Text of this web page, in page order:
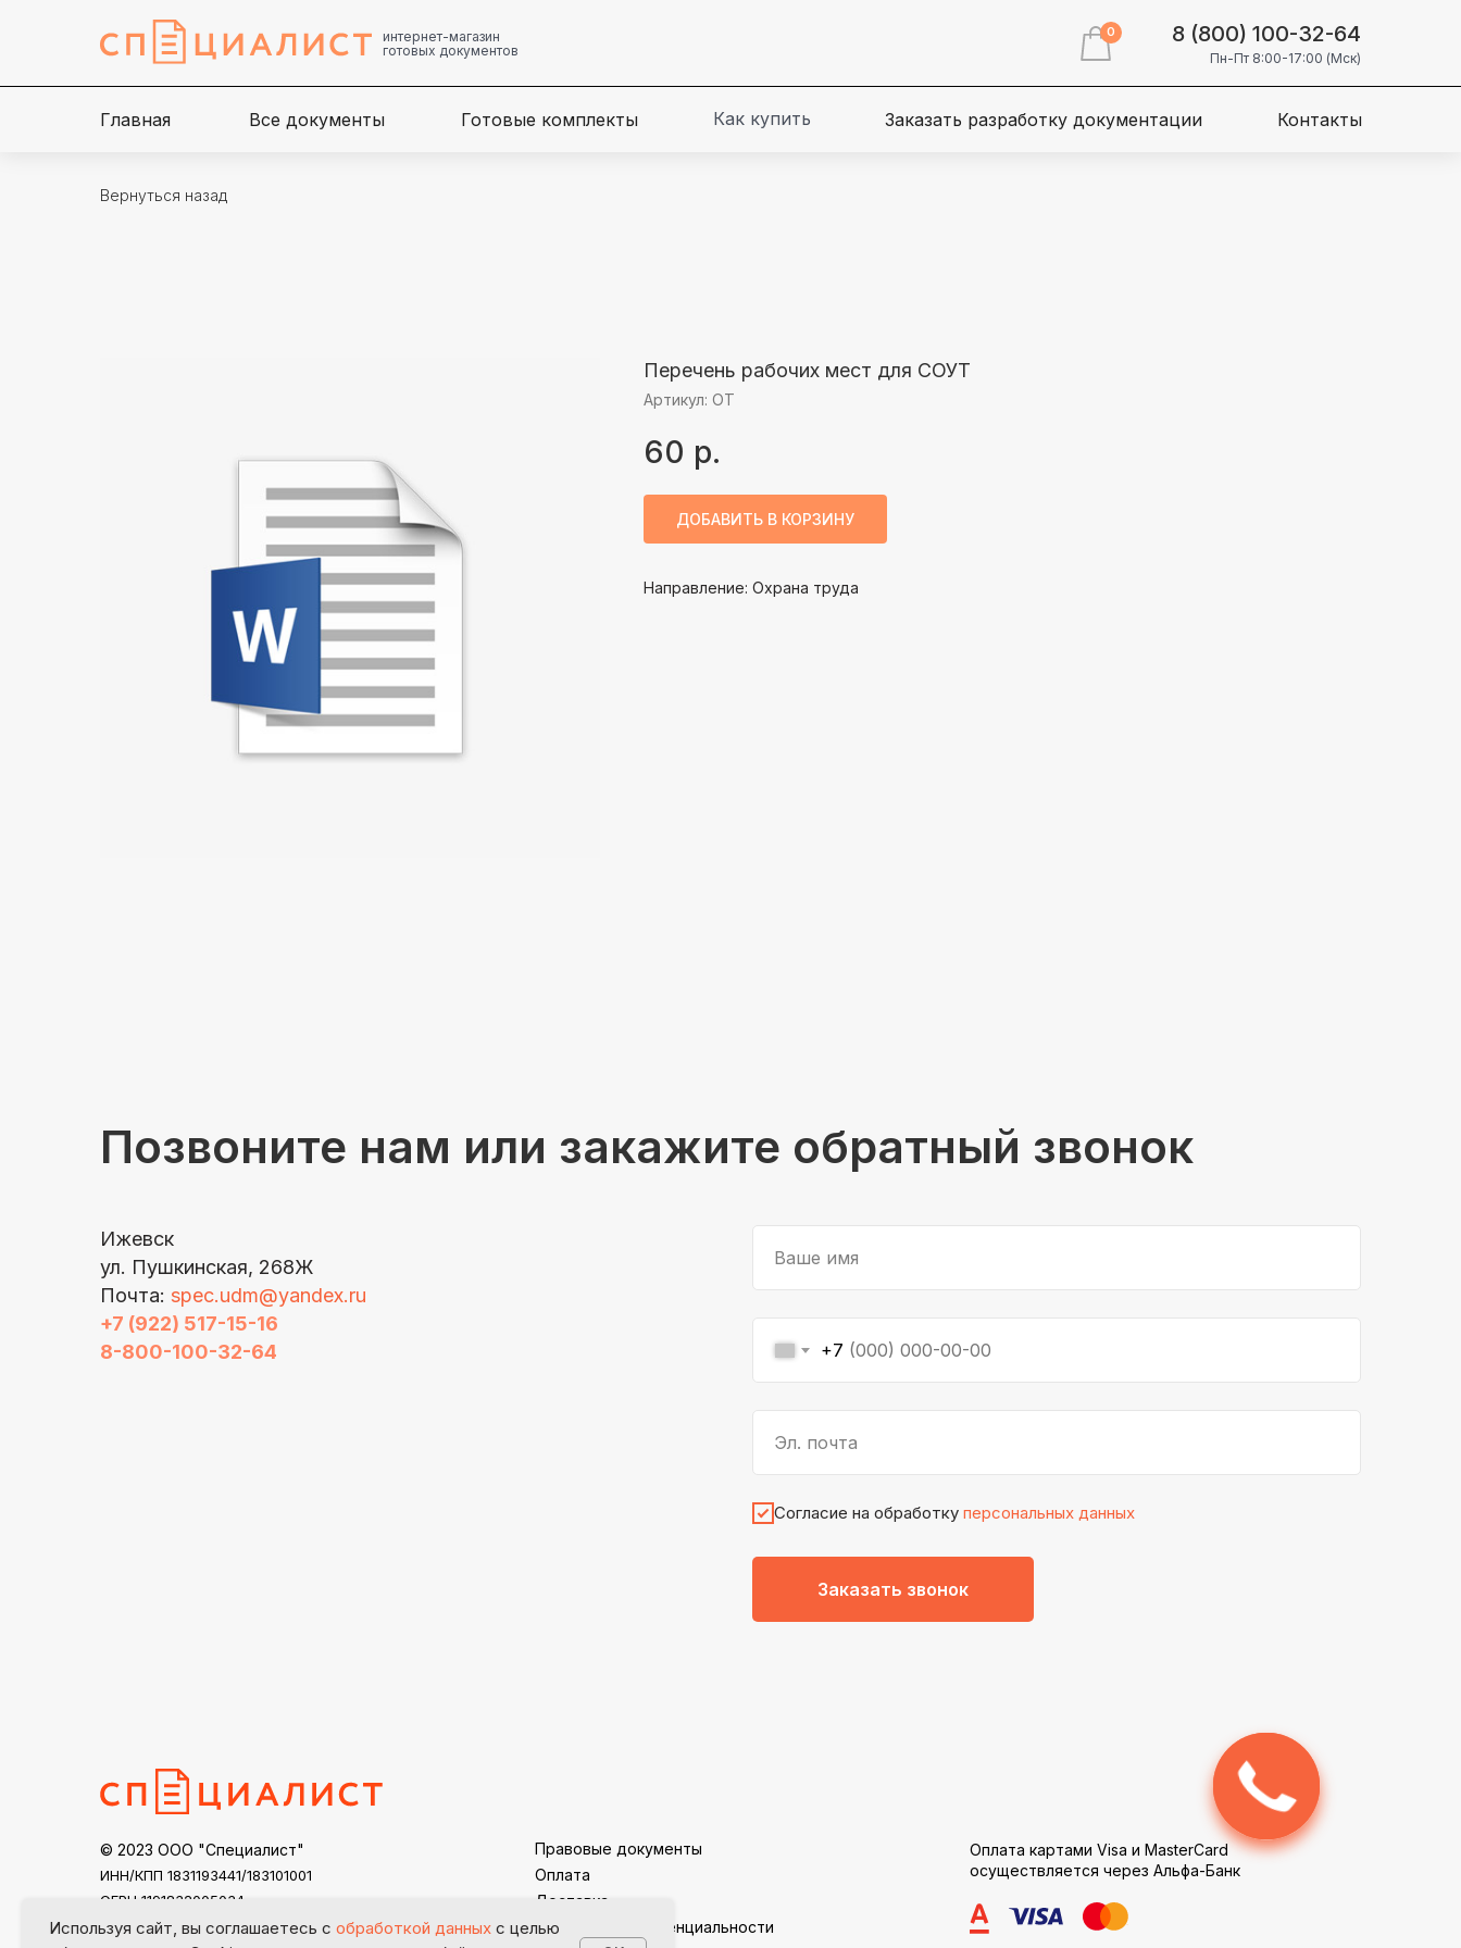
интернет-магазин
готовых документов
Главная Все документы Готовые комплекты Как купить Заказать разработку документации Контакты
Пн-Пт 8:00-17:00 (Мск)
8 (800) 100-32-64
0
Вернуться назад
Перечень рабочих мест для СОУТ
Артикул: ОТ
60 р.
ДОБАВИТЬ В КОРЗИНУ
Направление: Охрана труда
Позвоните нам или закажите обратный звонок
Ижевск
ул. Пушкинская, 268Ж
Почта: spec.udm@yandex.ru
+7 (922) 517-15-16
8-800-100-32-64
Ваше имя
+7
Эл. почта
Согласие на обработку персональных данных
Заказать звонок
Оплата картами Visa и MasterCard
осуществляется через Альфа-Банк
© 2023 ООО "Специалист"
ИНН/КПП 1831193441/183101001
ОГРН 1191832005034
Оплата
Политика конфиденциальности
Правовые документы
Доставка
specialist18@mail.ru
Используя сайт, вы соглашаетесь с обработкой данных с целью